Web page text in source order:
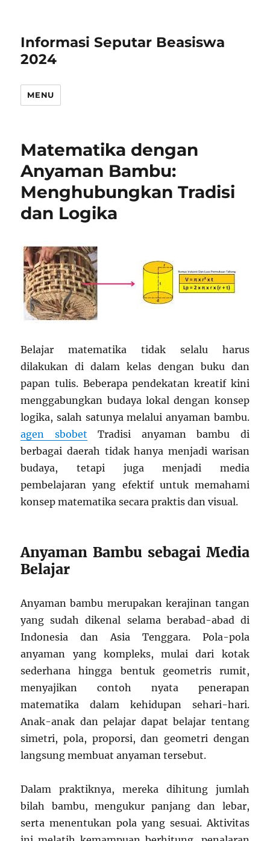
Informasi Seputar Beasiswa
2024
MENU
Matematika dengan
Anyaman Bambu:
Menghubungkan Tradisi
dan Logika
Belajar matematika tidak selalu harus
dilakukan di dalam kelas dengan buku dan
papan tulis. Beberapa pendekatan kreatif kini
menggabungkan budaya lokal dengan konsep
logika, salah satunya melalui anyaman bambu.
agen sbobet Tradisi anyaman bambu di
berbagai daerah tidak hanya menjadi warisan
budaya, tetapi juga menjadi media
pembelajaran yang efektif untuk memahami
konsep matematika secara praktis dan visual.
Anyaman Bambu sebagai Media
Belajar
Anyaman bambu merupakan kerajinan tangan
yang sudah dikenal selama berabad-abad di
Indonesia dan Asia Tenggara. Pola-pola
anyaman yang kompleks, mulai dari kotak
sederhana hingga bentuk geometris rumit,
menyajikan contoh nyata penerapan
matematika dalam kehidupan sehari-hari.
Anak-anak dan pelajar dapat belajar tentang
simetri, pola, proporsi, dan geometri dengan
langsung membuat anyaman tersebut.
Dalam praktiknya, mereka dihitung jumlah
bilah bambu, mengukur panjang dan lebar,
serta menentukan pola yang sesuai. Aktivitas